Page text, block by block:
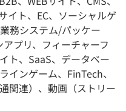
イト、EC、ソーシャルゲ
務システム/パッケー
プリ、フィーチャーフ
ト、SaaS、データベー
インゲーム、FinTech、
関連）、動画（ストリー